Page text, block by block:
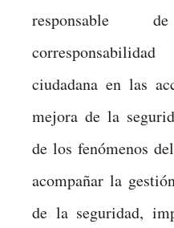
responsable
ciudadana en las
mejora de la
de los fenómenos
acompañar la
de la seguridad,